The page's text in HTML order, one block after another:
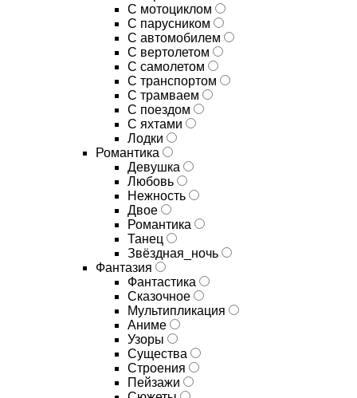
С мотоциклом
С парусником
С автомобилем
С вертолетом
С самолетом
С транспортом
С трамваем
С поездом
С яхтами
Лодки
Романтика
Девушка
Любовь
Нежность
Двое
Романтика
Танец
Звёздная_ночь
Фантазия
Фантастика
Сказочное
Мультипликация
Аниме
Узоры
Существа
Строения
Пейзажи